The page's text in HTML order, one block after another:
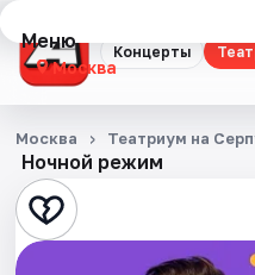
Концерты
Меню
Москва
Концерты
Театр
Стендап
Ночной режим
Москва Театриум на